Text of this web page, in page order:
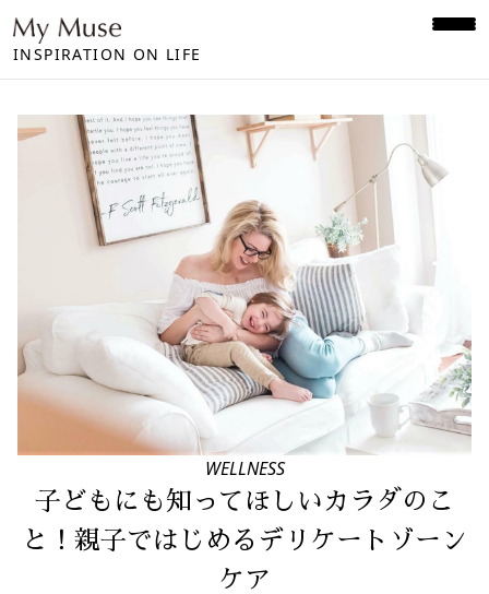
INSPIRATION ON LIFE
WELLNESS
子どもにも知ってほしいカラダのこ
と！親子ではじめるデリケートゾーン
ケア